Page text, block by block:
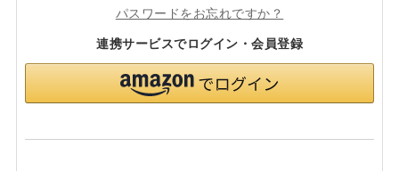
パスワードをお忘れですか？
連携サービスでログイン・会員登録